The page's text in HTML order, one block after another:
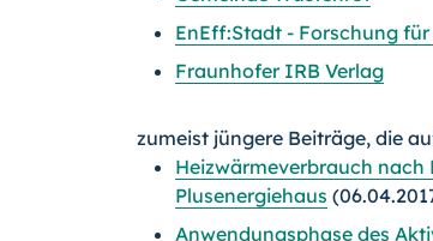
EnEff:Stadt - Forschung
Fraunhofer IRB Verlag
zumeist jüngere Beiträge, die
Heizwärmeverbrauch nach
Plusenergiehaus
Anwendungsphase des